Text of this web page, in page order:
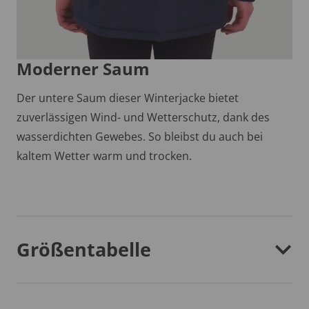
Moderner Saum
Der untere Saum dieser Winterjacke bietet
zuverlässigen Wind- und Wetterschutz, dank des
wasserdichten Gewebes. So bleibst du auch bei
kaltem Wetter warm und trocken.
Größentabelle